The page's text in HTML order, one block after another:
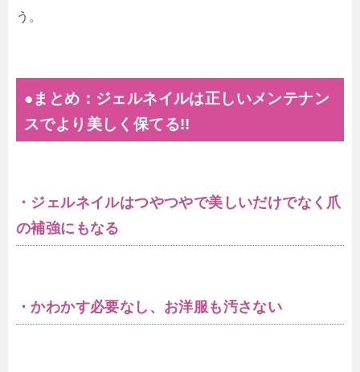
う。
●まとめ：ジェルネイルは正しいメンテナン
スでより美しく保てる!!
・ジェルネイルはつやつやで美しいだけでなく爪
の補強にもなる
・かわかす必要なし、お洋服も汚さない